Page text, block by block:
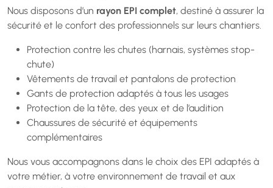
Nous disposons d’un rayon EPI complet, destiné à assurer la
sécurité et le confort des professionnels sur leurs chantiers.
Protection contre les chutes (harnais, systèmes stop-
chute)
Vêtements de travail et pantalons de protection
Gants de protection adaptés à tous les usages
Protection de la tête, des yeux et de l’audition
Chaussures de sécurité et équipements
complémentaires
Nous vous accompagnons dans le choix des EPI adaptés à
votre métier, à votre environnement de travail et aux